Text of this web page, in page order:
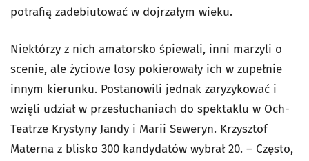
potrafią zadebiutować w dojrzałym wieku.
Niektórzy z nich amatorsko śpiewali, inni marzyli o
scenie, ale życiowe losy pokierowały ich w zupełnie
innym kierunku. Postanowili jednak zaryzykować i
wzięli udział w przesłuchaniach do spektaklu w Och-
Teatrze Krystyny Jandy i Marii Seweryn. Krzysztof
Materna z blisko 300 kandydatów wybrał 20. – Często,